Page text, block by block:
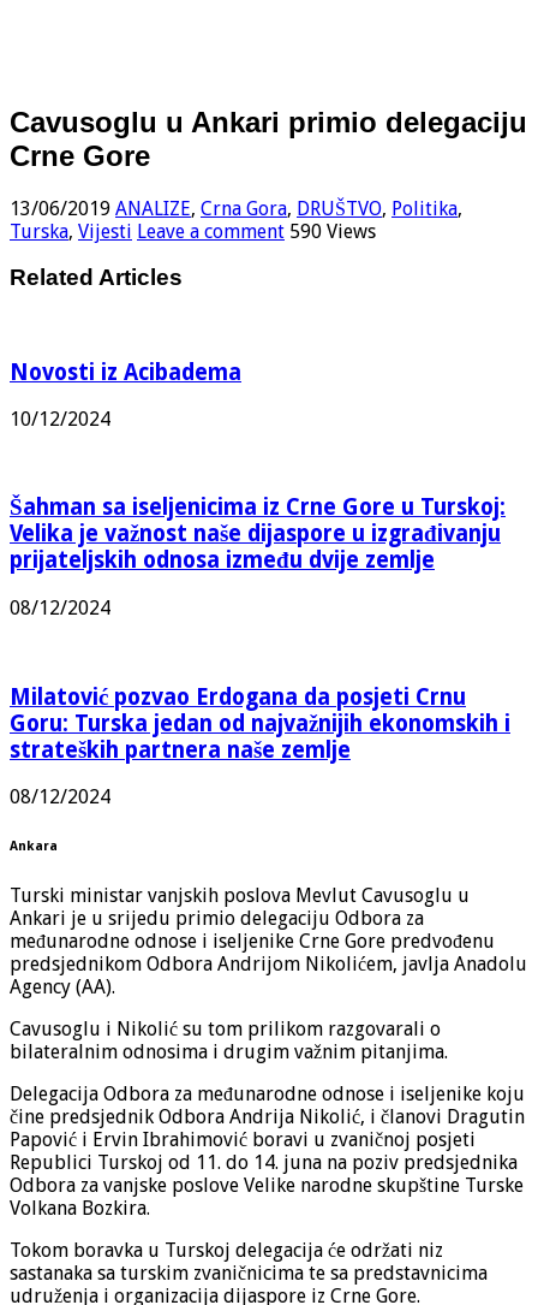
Cavusoglu u Ankari primio delegaciju
Crne Gore
13/06/2019 ANALIZE, Crna Gora, DRUŠTVO, Politika,
Turska, Vijesti Leave a comment 590 Views
Related Articles
Novosti iz Acibadema
10/12/2024
Šahman sa iseljenicima iz Crne Gore u Turskoj:
Velika je važnost naše dijaspore u izgrađivanju
prijateljskih odnosa između dvije zemlje
08/12/2024
Milatović pozvao Erdogana da posjeti Crnu
Goru: Turska jedan od najvažnijih ekonomskih i
strateških partnera naše zemlje
08/12/2024
Ankara
Turski ministar vanjskih poslova Mevlut Cavusoglu u
Ankari je u srijedu primio delegaciju Odbora za
međunarodne odnose i iseljenike Crne Gore predvođenu
predsjednikom Odbora Andrijom Nikolićem, javlja Anadolu
Agency (AA).
Cavusoglu i Nikolić su tom prilikom razgovarali o
bilateralnim odnosima i drugim važnim pitanjima.
Delegacija Odbora za međunarodne odnose i iseljenike koju
čine predsjednik Odbora Andrija Nikolić, i članovi Dragutin
Papović i Ervin Ibrahimović boravi u zvaničnoj posjeti
Republici Turskoj od 11. do 14. juna na poziv predsjednika
Odbora za vanjske poslove Velike narodne skupštine Turske
Volkana Bozkira.
Tokom boravka u Turskoj delegacija će održati niz
sastanaka sa turskim zvaničnicima te sa predstavnicima
udruženja i organizacija dijaspore iz Crne Gore.